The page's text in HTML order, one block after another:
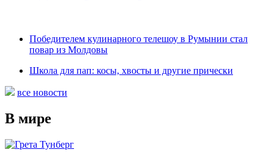
Победителем кулинарного телешоу в Румынии стал
повар из Молдовы
Школа для пап: косы, хвосты и другие прически
все новости
В мире